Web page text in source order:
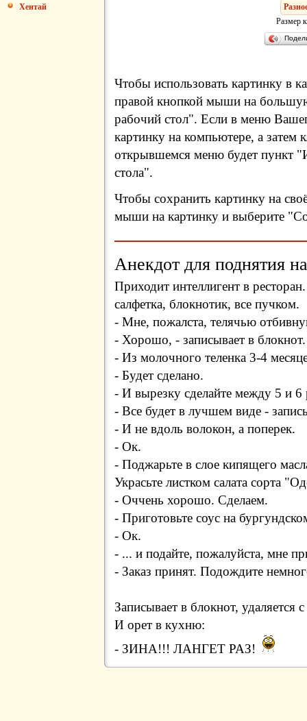
Хентай
Размер
Чтобы использовать картинку в
правой кнопкой мыши на
рабочий стол". Если в меню
картинку на компьютере, а затем
открывшемся меню будет пункт
стола".
Чтобы сохранить картинку на
мыши на картинку и выберите
Анекдот для поднятия
Приходит интеллигент в
салфетка, блокнотик, все пучком.
- Мне, пожалста, телячью
- Хорошо, - записывает в блокнот.
- Из молочного теленка 3-4
- Будет сделано.
- И вырезку сделайте между 5 и 6
- Все будет в лучшем виде -
- И не вдоль волокон, а поперек.
- Ок.
- Поджарьте в слое кипящего
Украсьте листком салата сорта
- Оччень хорошо. Сделаем.
- Приготовьте соус на
- Ок.
- ... и подайте, пожалуйста, мне
- Заказ принят. Подождите
Записывает в блокнот,
И орет в кухню:
- ЗИHА!!! ЛАHГЕТ РАЗ!